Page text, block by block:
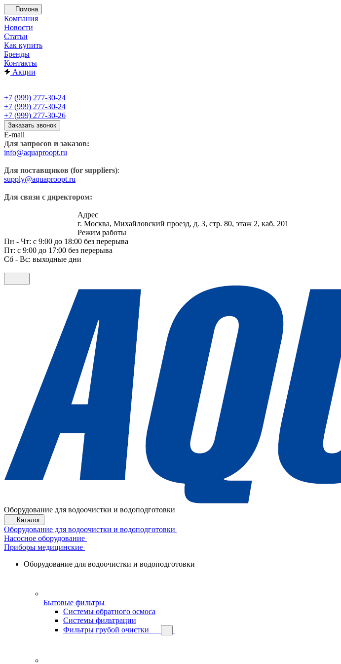
Помона
Компания
Новости
Статьи
Как купить
Бренды
Контакты
Акции
+7 (999) 277-30-24
+7 (999) 277-30-24
+7 (999) 277-30-26
Заказать звонок
E-mail
Для запросов и заказов:
info@aquaproopt.ru
Для поставщиков (for suppliers):
supply@aquaproopt.ru
Для связи с директором:
Адрес
г. Москва, Михайловский проезд, д. 3, стр. 80, этаж 2, каб. 201
Режим работы
Пн - Чт: с 9:00 до 18:00 без перерыва
Пт: с 9:00 до 17:00 без перерыва
Сб - Вс: выходные дни
Оборудование для водоочистки и водоподготовки
Каталог
Оборудование для водоочистки и водоподготовки
Насосное оборудование
Приборы медицинские
Оборудование для водоочистки и водоподготовки
Бытовые фильтры
Системы обратного осмоса
Системы фильтрации
Фильтры грубой очистки